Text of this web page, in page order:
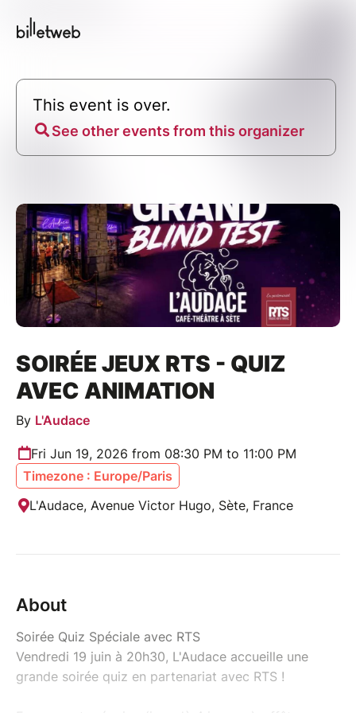
This event is over.
See other events from this organizer
SOIRÉE JEUX RTS - QUIZ
AVEC ANIMATION
By L'Audace
Fri Jun 19, 2026 from 08:30 PM to 11:00 PM
Timezone : Europe/Paris
L'Audace, Avenue Victor Hugo, Sète, France
About
Soirée Quiz Spéciale avec RTS
Vendredi 19 juin à 20h30, L'Audace accueille une
grande soirée quiz en partenariat avec RTS !